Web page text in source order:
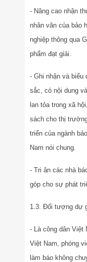
- Nâng cao nhận
nhân văn của bảo
nghiệp thông qua
phẩm đạt giải.
- Ghi nhận và biểu
sắc, có nội dung
lan tỏa trong xã
sách cho thị
triển của ngành
Nam nói chung.
- Tri ân các nhà
góp cho sự phát
1.3. Đối tượng dự
- Là công dân Việt
Việt Nam, phóng
làm báo không